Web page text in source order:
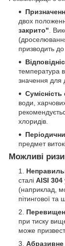
двох
закрито" .
призводить до
температура
значення для
води,
хлоридів.
предмет
Можливі
сталі AISI 304
(наприклад,
пітингової та
при тиску
може